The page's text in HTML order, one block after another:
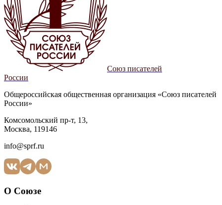
Союз писателей
России
Общероссийская общественная организация «Союз писателей
России»
Комсомольский пр-т, 13,
Москва, 119146
info@sprf.ru
О Союзе